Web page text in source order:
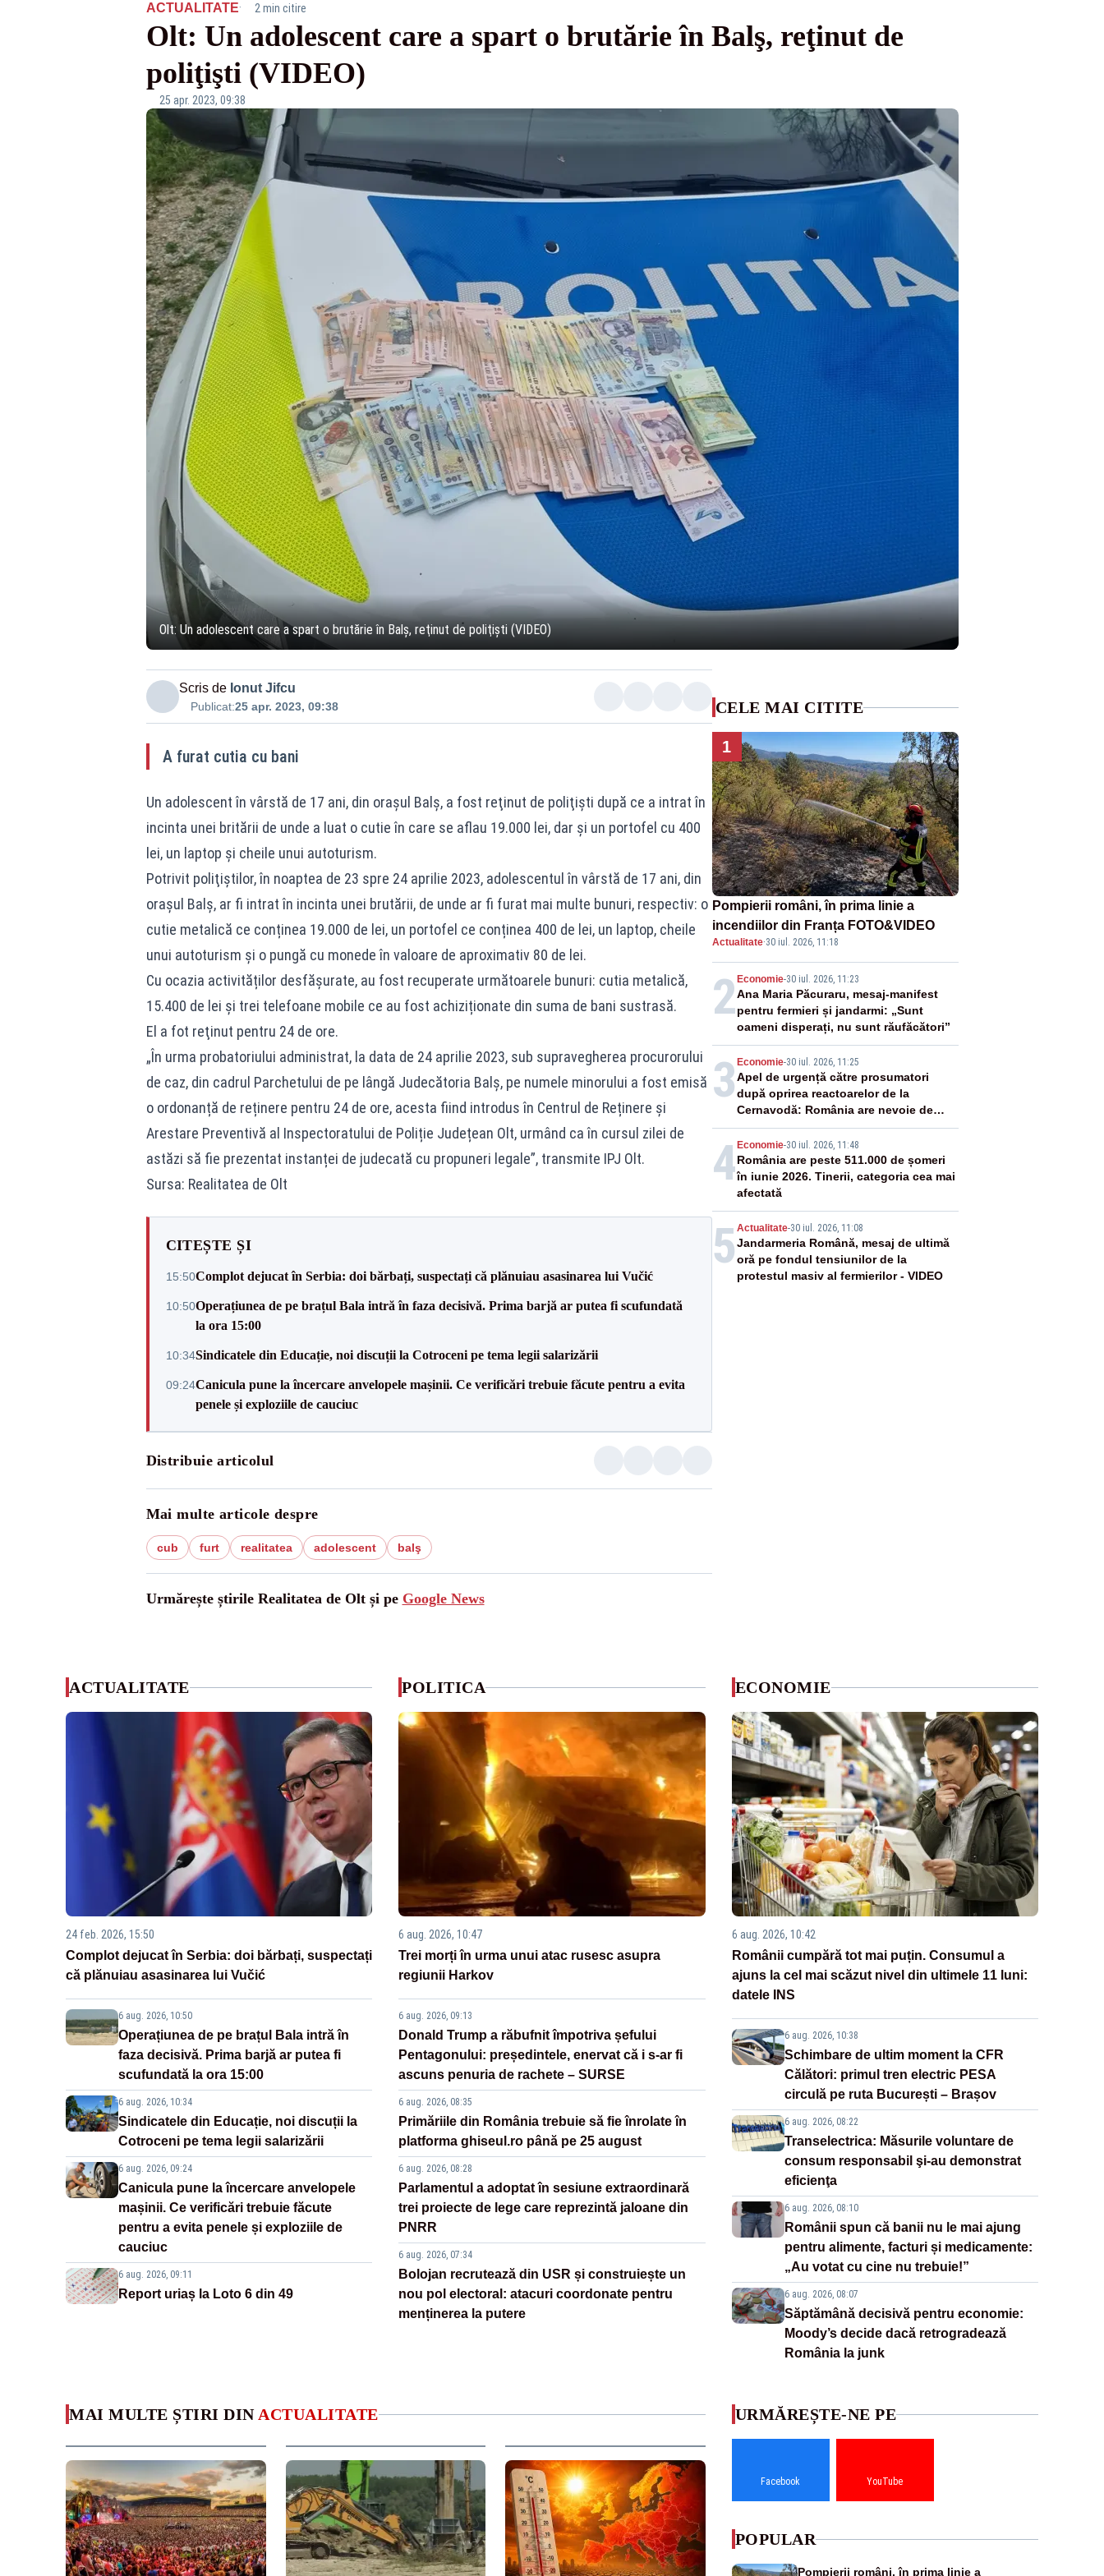
ACTUALITATE· 2 min citire
Olt: Un adolescent care a spart o brutărie în Balş, reţinut de
poliţişti (VIDEO)
25 apr. 2023, 09:38
Olt: Un adolescent care a spart o brutărie în Balş, reţinut de poliţişti (VIDEO)
Scris de Ionut Jifcu
Publicat:25 apr. 2023, 09:38
A furat cutia cu bani
Un adolescent în vârstă de 17 ani, din oraşul Balş, a fost reţinut de poliţişti după ce a intrat în
incinta unei britării de unde a luat o cutie în care se aflau 19.000 lei, dar şi un portofel cu 400
lei, un laptop şi cheile unui autoturism.
Potrivit poliţiştilor, în noaptea de 23 spre 24 aprilie 2023, adolescentul în vârstă de 17 ani, din
orașul Balș, ar fi intrat în incinta unei brutării, de unde ar fi furat mai multe bunuri, respectiv: o
cutie metalică ce conținea 19.000 de lei, un portofel ce conținea 400 de lei, un laptop, cheile
unui autoturism și o pungă cu monede în valoare de aproximativ 80 de lei.
Cu ocazia activităților desfășurate, au fost recuperate următoarele bunuri: cutia metalică,
15.400 de lei și trei telefoane mobile ce au fost achiziționate din suma de bani sustrasă.
El a fot reţinut pentru 24 de ore.
„În urma probatoriului administrat, la data de 24 aprilie 2023, sub supravegherea procurorului
de caz, din cadrul Parchetului de pe lângă Judecătoria Balș, pe numele minorului a fost emisă
o ordonanță de reținere pentru 24 de ore, acesta fiind introdus în Centrul de Reținere și
Arestare Preventivă al Inspectoratului de Poliție Județean Olt, urmând ca în cursul zilei de
astăzi să fie prezentat instanței de judecată cu propuneri legale”, transmite IPJ Olt.
Sursa: Realitatea de Olt
CITEȘTE ȘI
15:50Complot dejucat în Serbia: doi bărbați, suspectați că plănuiau asasinarea lui Vučić
10:50Operațiunea de pe brațul Bala intră în faza decisivă. Prima barjă ar putea fi scufundată
la ora 15:00
10:34Sindicatele din Educație, noi discuții la Cotroceni pe tema legii salarizării
09:24Canicula pune la încercare anvelopele mașinii. Ce verificări trebuie făcute pentru a evita
penele și exploziile de cauciuc
Distribuie articolul
Mai multe articole despre
cub furt realitatea adolescent balş
Urmărește știrile Realitatea de Olt și pe Google News
CELE MAI CITITE
1
Pompierii români, în prima linie a
incendiilor din Franța FOTO&VIDEO
Actualitate·30 iul. 2026, 11:18
2 Economie-30 iul. 2026, 11:23
Ana Maria Păcuraru, mesaj-manifest
pentru fermieri și jandarmi: „Sunt
oameni disperați, nu sunt răufăcători”
3 Economie-30 iul. 2026, 11:25
Apel de urgență către prosumatori
după oprirea reactoarelor de la
Cernavodă: România are nevoie de
energie
4 Economie-30 iul. 2026, 11:48
România are peste 511.000 de șomeri
în iunie 2026. Tinerii, categoria cea mai
afectată
5 Actualitate-30 iul. 2026, 11:08
Jandarmeria Română, mesaj de ultimă
oră pe fondul tensiunilor de la
protestul masiv al fermierilor - VIDEO
ACTUALITATE
24 feb. 2026, 15:50
Complot dejucat în Serbia: doi bărbați, suspectați
că plănuiau asasinarea lui Vučić
6 aug. 2026, 10:50
Operațiunea de pe brațul Bala intră în
faza decisivă. Prima barjă ar putea fi
scufundată la ora 15:00
6 aug. 2026, 10:34
Sindicatele din Educație, noi discuții la
Cotroceni pe tema legii salarizării
6 aug. 2026, 09:24
Canicula pune la încercare anvelopele
mașinii. Ce verificări trebuie făcute
pentru a evita penele și exploziile de
cauciuc
6 aug. 2026, 09:11
Report uriaș la Loto 6 din 49
POLITICA
6 aug. 2026, 10:47
Trei morți în urma unui atac rusesc asupra
regiunii Harkov
6 aug. 2026, 09:13
Donald Trump a răbufnit împotriva șefului
Pentagonului: președintele, enervat că i s-ar fi
ascuns penuria de rachete – SURSE
6 aug. 2026, 08:35
Primăriile din România trebuie să fie înrolate în
platforma ghiseul.ro până pe 25 august
6 aug. 2026, 08:28
Parlamentul a adoptat în sesiune extraordinară
trei proiecte de lege care reprezintă jaloane din
PNRR
6 aug. 2026, 07:34
Bolojan recrutează din USR și construiește un
nou pol electoral: atacuri coordonate pentru
menținerea la putere
ECONOMIE
6 aug. 2026, 10:42
Românii cumpără tot mai puțin. Consumul a
ajuns la cel mai scăzut nivel din ultimele 11 luni:
datele INS
6 aug. 2026, 10:38
Schimbare de ultim moment la CFR
Călători: primul tren electric PESA
circulă pe ruta București – Brașov
6 aug. 2026, 08:22
Transelectrica: Măsurile voluntare de
consum responsabil şi-au demonstrat
eficienţa
6 aug. 2026, 08:10
Românii spun că banii nu le mai ajung
pentru alimente, facturi și medicamente:
„Au votat cu cine nu trebuie!”
6 aug. 2026, 08:07
Săptămână decisivă pentru economie:
Moody’s decide dacă retrogradează
România la junk
MAI MULTE ȘTIRI DIN ACTUALITATE URMĂREȘTE-NE PE
Facebook YouTube
POPULAR
Pompierii români, în prima linie a